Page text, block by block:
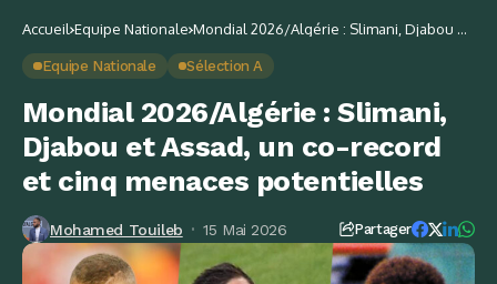
Accueil Equipe Nationale Mondial 2026/Algérie : Slimani, Djabou et
potentielles
Equipe Nationale Sélection A
Mondial 2026/Algérie : Slimani,
Djabou et Assad, un co-record
et cinq menaces potentielles
Mohamed Touileb 15 Mai 2026 Partager